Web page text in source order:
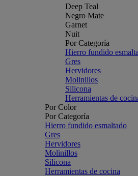
Deep Teal
Negro Mate
Garnet
Nuit
Por Categoría
Hierro fundido
Gres
Hervidores
Molinillos
Silicona
Herramientas de
Por Color
Por Categoría
Hierro fundido esmaltado
Gres
Hervidores
Molinillos
Silicona
Herramientas de cocina